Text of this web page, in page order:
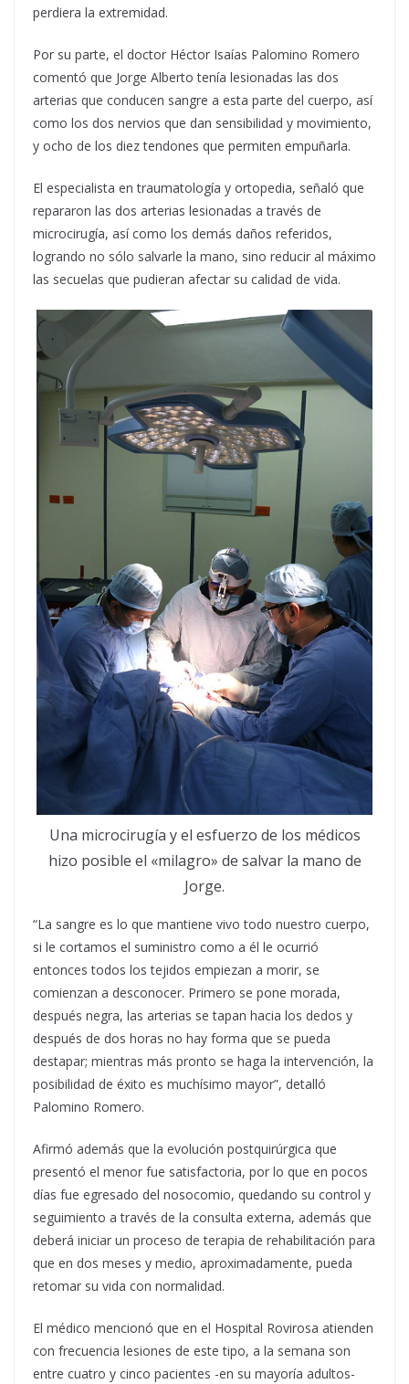
perdiera la extremidad.
Por su parte, el doctor Héctor Isaías Palomino Romero
comentó que Jorge Alberto tenía lesionadas las dos
arterias que conducen sangre a esta parte del cuerpo, así
como los dos nervios que dan sensibilidad y movimiento,
y ocho de los diez tendones que permiten empuñarla.
El especialista en traumatología y ortopedia, señaló que
repararon las dos arterias lesionadas a través de
microcirugía, así como los demás daños referidos,
logrando no sólo salvarle la mano, sino reducir al máximo
las secuelas que pudieran afectar su calidad de vida.
Una microcirugía y el esfuerzo de los médicos
hizo posible el «milagro» de salvar la mano de
Jorge.
“La sangre es lo que mantiene vivo todo nuestro cuerpo,
si le cortamos el suministro como a él le ocurrió
entonces todos los tejidos empiezan a morir, se
comienzan a desconocer. Primero se pone morada,
después negra, las arterias se tapan hacia los dedos y
después de dos horas no hay forma que se pueda
destapar; mientras más pronto se haga la intervención, la
posibilidad de éxito es muchísimo mayor”, detalló
Palomino Romero.
Afirmó además que la evolución postquirúrgica que
presentó el menor fue satisfactoria, por lo que en pocos
días fue egresado del nosocomio, quedando su control y
seguimiento a través de la consulta externa, además que
deberá iniciar un proceso de terapia de rehabilitación para
que en dos meses y medio, aproximadamente, pueda
retomar su vida con normalidad.
El médico mencionó que en el Hospital Rovirosa atienden
con frecuencia lesiones de este tipo, a la semana son
entre cuatro y cinco pacientes -en su mayoría adultos-